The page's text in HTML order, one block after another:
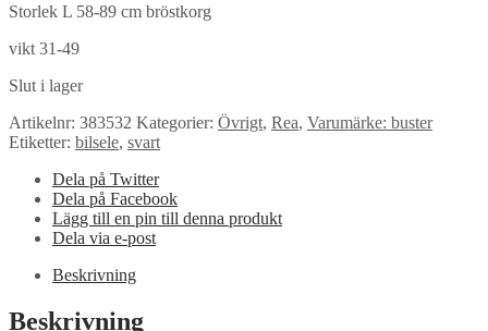
Storlek L 58-89 cm bröstkorg
vikt 31-49
Slut i lager
Artikelnr: 383532 Kategorier: Övrigt, Rea, Varumärke: buster
Etiketter: bilsele, svart
Dela på Twitter
Dela på Facebook
Lägg till en pin till denna produkt
Dela via e-post
Beskrivning
Beskrivning